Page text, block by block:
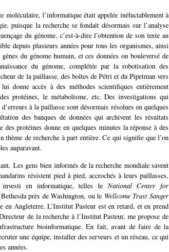
moléculaire, l’informatique était appelée inéluctablement à
puisque la recherche se fondait désormais sur l’analyse
du génome, c’est-à-dire l’obtention de son texte au
depuis plusieurs années pour tous les organismes, ainsi
du génome humain, et ces données on bouleversé de
du génome, complétée par la robotisation des
de la paillasse, des boîtes de Pétri et du Pipetman vers
donne accès à des méthodes scientifiques entièrement
protéines, le métabolisme, etc. Des investigations qui
à la paillasse sont désormais résolues en quelques
des banques de données qui archivent les résultats
protéines donne en quelques minutes la réponse à des
de recherche à part entière. Ce qui signifie que l’on
auparavant.
Les gens bien informés de la recherche mondiale savent
résistent pied à pied, accrochés à leurs paillasses,
en informatique, telles le National Center for
près de Washington, ou le Wellcome Trust Sanger
en Angleterre. L’Institut Pasteur est en retard, et en prend
de la recherche à l’Institut Pasteur, me propose de
bioinformatique. En fait, avant de faire de la
une équipe, installer des serveurs et un réseau, ce qui
années.